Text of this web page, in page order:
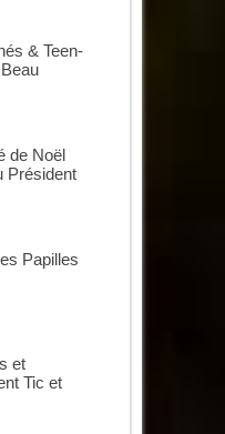
& Teen-
de Noël
Président
Papilles
et
Tic et